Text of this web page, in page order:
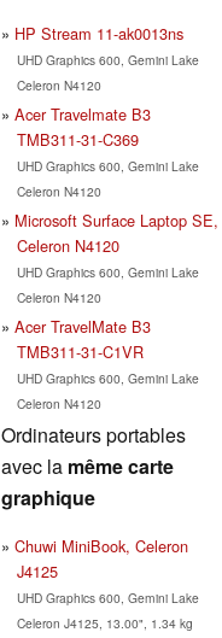
HP Stream 11-ak0013ns
UHD Graphics 600, Gemini Lake
Celeron N4120
Acer Travelmate B3
TMB311-31-C369
UHD Graphics 600, Gemini Lake
Celeron N4120
Microsoft Surface Laptop SE,
Celeron N4120
UHD Graphics 600, Gemini Lake
Celeron N4120
Acer TravelMate B3
TMB311-31-C1VR
UHD Graphics 600, Gemini Lake
Celeron N4120
Ordinateurs portables
avec la même carte
graphique
Chuwi MiniBook, Celeron
J4125
UHD Graphics 600, Gemini Lake
Celeron J4125, 13.00", 1.34 kg